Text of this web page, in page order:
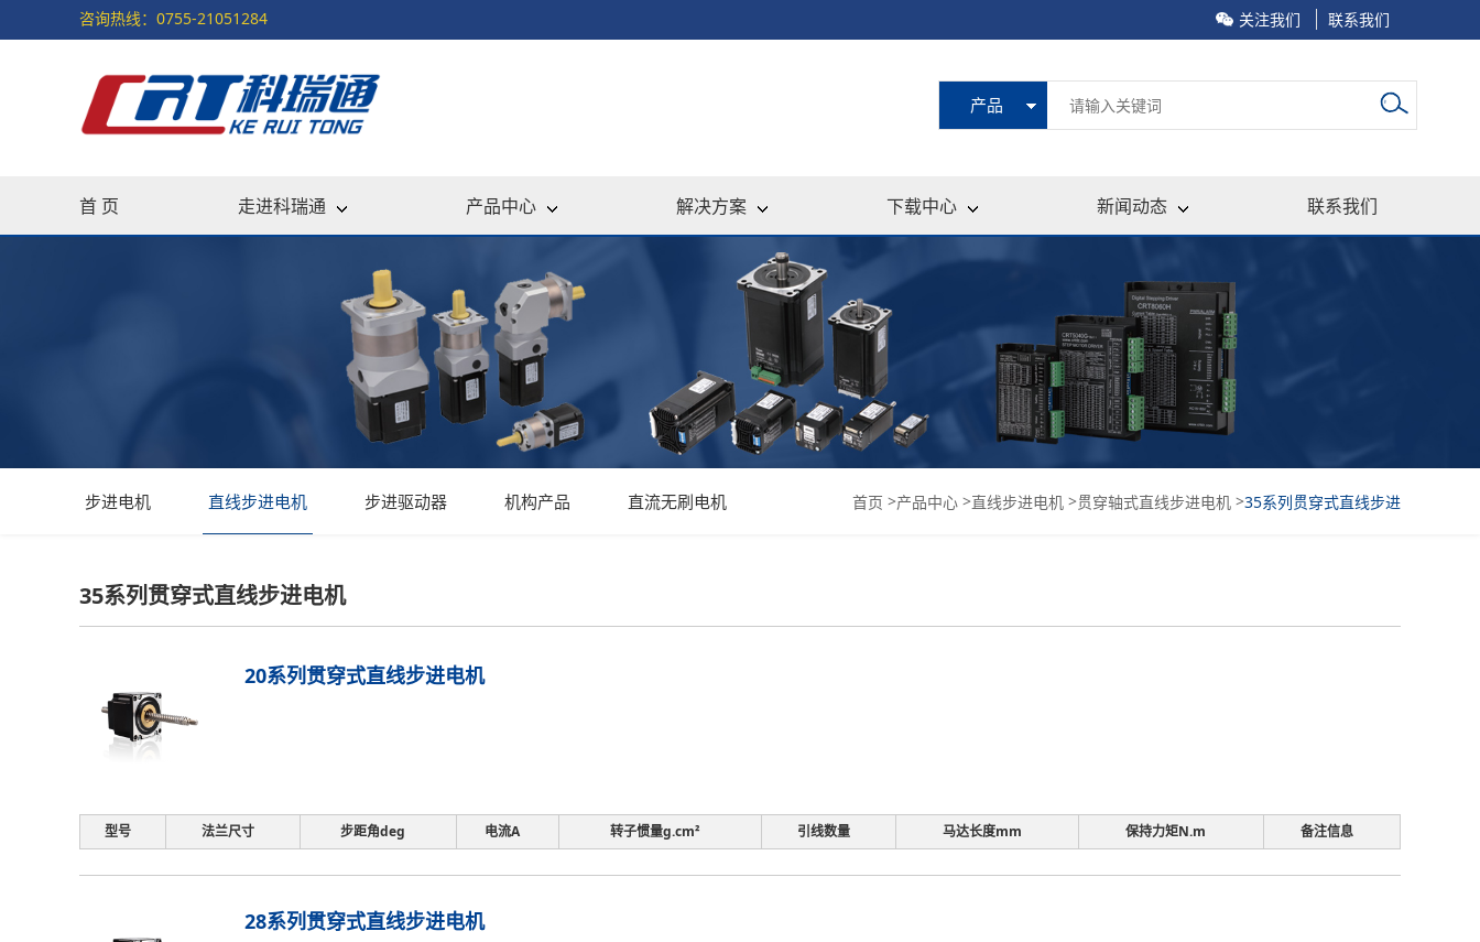
咨询热线：0755-21051284 关注我们 联系我们
产品
首 页 走进科瑞通 产品中心 解决方案 下载中心 新闻动态 联系我们
步进电机 直线步进电机 步进驱动器 机构产品 直流无刷电机 首页 >产品中心 >直线步进电机 >贯穿轴式直线步进电机 >35系列贯穿式直线步进
35系列贯穿式直线步进电机
20系列贯穿式直线步进电机
型号 法兰尺寸 步距角deg 电流A 转子惯量g.cm² 引线数量 马达长度mm 保持力矩N.m 备注信息
28系列贯穿式直线步进电机